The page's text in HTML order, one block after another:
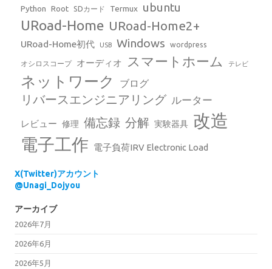
Python Root SDカード Termux ubuntu
URoad-Home URoad-Home2+
URoad-Home初代 USB Windows wordpress
オシロスコープ オーディオ スマートホーム テレビ
ネットワーク ブログ
リバースエンジニアリング ルーター
レビュー 修理 備忘録 分解 実験器具 改造
電子工作 電子負荷IRV Electronic Load
X(Twitter)アカウント
@Unagi_Dojyou
アーカイブ
2026年7月
2026年6月
2026年5月